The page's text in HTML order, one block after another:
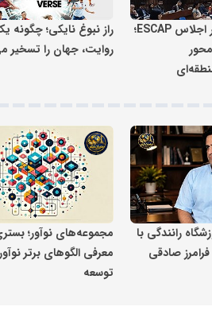
شینا انصاری در اجلاس ESCAP؛
راز نبوغ نایکی؛ چگونه
روایت، جهان را تسخیر
رانندگی با
صادقی
مدیران نابغه
مجموعه‌های نوآور؛
معرفی الگوهای برتر
توسعه
شبکه خبری